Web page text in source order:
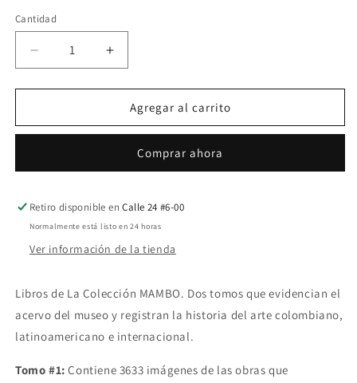
Cantidad
Reducir
cantidad
para
de
MAMBO.
tomos.
Aumentar
cantidad
para
Libro
de
Colección
MAMBO.
tomos.
Agregar al carrito
Comprar ahora
Retiro disponible enCalle 24 #6-00
Normalmente está listo en 24 horas
Ver información de la tienda
Libros de La Colección MAMBO. Dos tomos que evidencian el
acervo del museo y registran la historia del arte colombiano,
latinoamericano e internacional.
Tomo #1: Contiene 3633 imágenes de las obras que